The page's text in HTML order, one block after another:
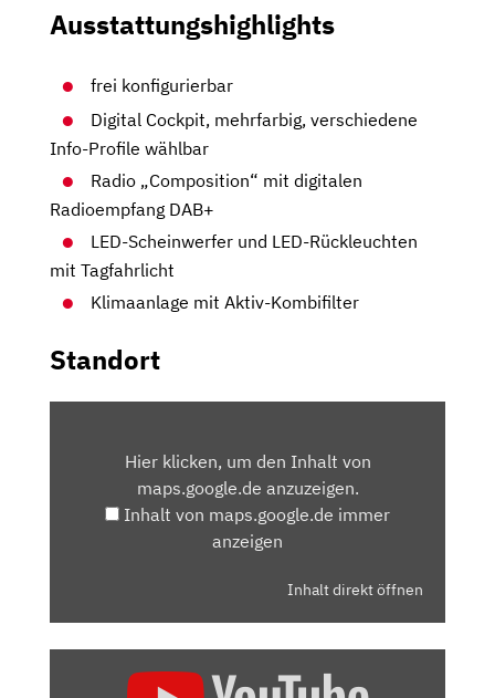
Ausstattungshighlights
frei konfigurierbar
Digital Cockpit, mehrfarbig, verschiedene
Info-Profile wählbar
Radio „Composition“ mit digitalen
Radioempfang DAB+
LED-Scheinwerfer und LED-Rückleuchten
mit Tagfahrlicht
Klimaanlage mit Aktiv-Kombifilter
Standort
MAPS.GOOGLE.DEHier klicken, um den Inhalt von
maps.google.de anzuzeigen.
Inhalt von maps.google.de immer
anzeigen
Inhalt direkt öffnen